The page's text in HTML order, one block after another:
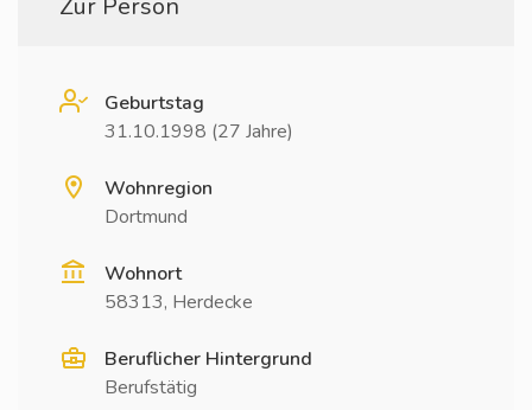
Zur Person
Geburtstag
31.10.1998 (27 Jahre)
Wohnregion
Dortmund
Wohnort
58313, Herdecke
Beruflicher Hintergrund
Berufstätig